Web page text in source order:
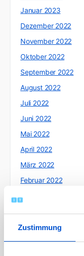
Zustimmung
Januar 2023
Dezember 2022
November 2022
Oktober 2022
September 2022
August 2022
Juli 2022
Juni 2022
Mai 2022
April 2022
März 2022
Februar 2022
Januar 2022
November 2021
Oktober 2021